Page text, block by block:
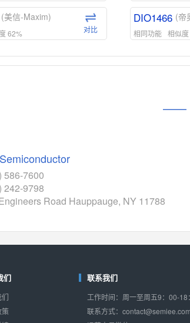
(美信-Maxim)
62% 对比
德诺-ADI)
对比
(意法-ST)
52%
对比
DIO1466 (帝
相同功能 相似
DIO1159 (帝
相似
——
586-7600
242-9798
Road Hauppauge, NY 11788
们
策
联系我们
工作时间：周一至周五9：00-18
联系方式：contact@semiee.com